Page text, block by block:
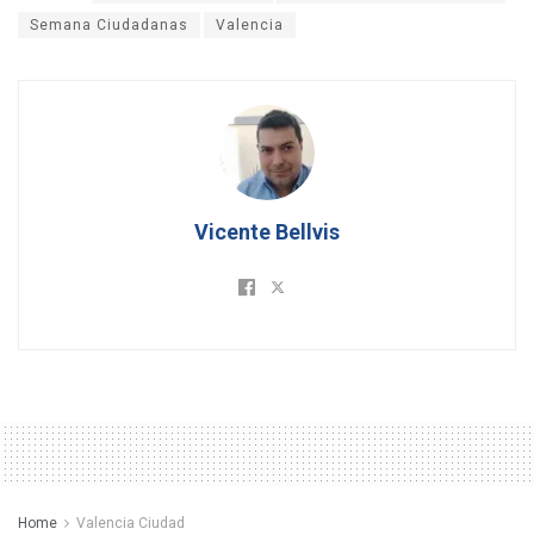
Semana Ciudadanas Valencia
Vicente Bellvis
Home Valencia Ciudad